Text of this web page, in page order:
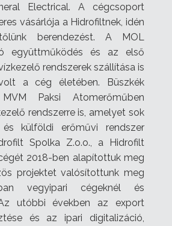
Electrical. A cégcsoport
vásárlója a Hidrofiltnek, idén
berendezést. A MOL
együttműködés és az első
rendszerek szállítása is
a cég életében. Büszkék
Paksi Atomerőműben
rendszerre is, amelyet sok
külföldi erőművi rendszer
Spolka Z.o.o., a Hidrofilt
2018-ben alapítottuk meg
projektet valósítottunk meg
vegyipari cégeknél és
utóbbi években az export
és az ipari digitalizáció,